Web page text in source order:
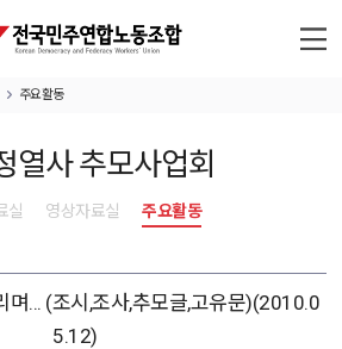
주요활동
열사 추모사업회
실 영상자료실 주요활동
며... (조시,조사,추모글,고유문)(2010.0
5.12)